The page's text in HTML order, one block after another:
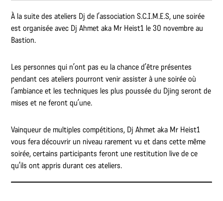
À la suite des ateliers Dj de l’association S.C.I.M.E.S, une soirée
est organisée avec Dj Ahmet aka Mr Heist1 le 30 novembre au
Bastion.
Les personnes qui n’ont pas eu la chance d’être présentes
pendant ces ateliers pourront venir assister à une soirée où
l’ambiance et les techniques les plus poussée du Djing seront de
mises et ne feront qu’une.
Vainqueur de multiples compétitions, Dj Ahmet aka Mr Heist1
vous fera découvrir un niveau rarement vu et dans cette même
soirée, certains participants feront une restitution live de ce
qu’ils ont appris durant ces ateliers.